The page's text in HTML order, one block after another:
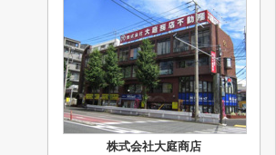
株式会社大庭商店